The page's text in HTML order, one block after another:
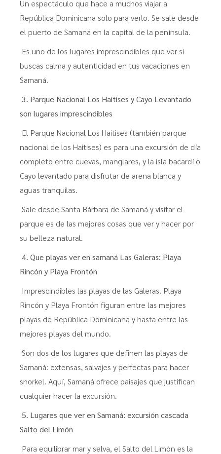
Un espectáculo que hace a muchos viajar a
República Dominicana solo para verlo. Se sale desde
el puerto de Samaná en la capital de la península.
Es uno de los lugares imprescindibles que ver si
buscas calma y autenticidad en tus vacaciones en
Samaná.
3. Parque Nacional Los Haitises y Cayo Levantado
son lugares imprescindibles
El Parque Nacional Los Haitises (también parque
nacional de los Haitises) es para una excursión de día
completo entre cuevas, manglares, y la isla bacardí o
Cayo levantado para disfrutar de arena blanca y
aguas tranquilas.
Sale desde Santa Bárbara de Samaná y visitar el
parque es de las mejores cosas que ver y hacer por
su belleza natural.
4. Que playas ver en samaná Las Galeras: Playa
Rincón y Playa Frontón
Imprescindibles las playas de las Galeras. Playa
Rincón y Playa Frontón figuran entre las mejores
playas de República Dominicana y hasta entre las
mejores playas del mundo.
Son dos de los lugares que definen las playas de
Samaná: extensas, salvajes y perfectas para hacer
snorkel. Aquí, Samaná ofrece paisajes que justifican
cualquier hacer la excursión.
5. Lugares que ver en Samaná: excursión cascada
Salto del Limón
Para equilibrar mar y selva, el Salto del Limón es la